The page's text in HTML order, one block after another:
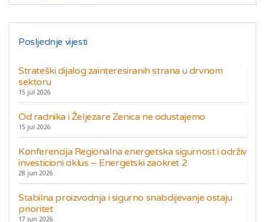
Posljednje vijesti
Strateški dijalog zainteresiranih strana u drvnom
sektoru
15 jul 2026
Od radnika i Željezare Zenica ne odustajemo
15 jul 2026
Konferencija Regionalna energetska sigurnost i održiv
investicioni ciklus – Energetski zaokret 2
28 jun 2026
Stabilna proizvodnja i sigurno snabdijevanje ostaju
prioritet
17 jun 2026